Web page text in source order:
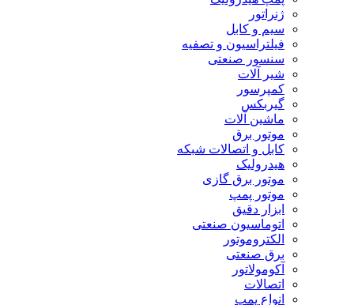
ژنراتور
سیم و کابل
فیلتراسیون و تصفیه
سنسور صنعتی
شیر آلات
کمپرسور
گیربکس
ماشین آلات
موتور برق
کابل و اتصالات شبکه
هیدرولیک
موتور برق گازی
موتور پمپ
ابزار دقیق
اتوماسیون صنعتی
الکتروموتور
برق صنعتی
آکومولاتور
اتصالات
انواع پمپ